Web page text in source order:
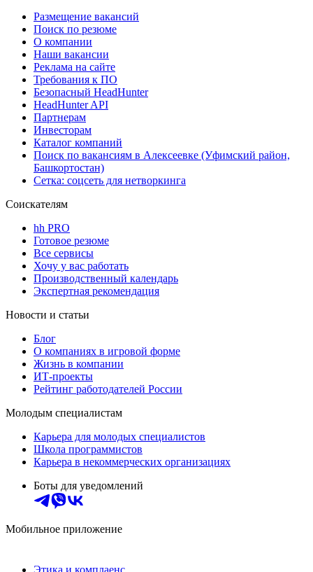
Размещение вакансий
Поиск по резюме
О компании
Наши вакансии
Реклама на сайте
Требования к ПО
Безопасный HeadHunter
HeadHunter API
Партнерам
Инвесторам
Каталог компаний
Поиск по вакансиям в Алексеевке (Уфимский район,
Башкортостан)
Сетка: соцсеть для нетворкинга
Соискателям
hh PRO
Готовое резюме
Все сервисы
Хочу у вас работать
Производственный календарь
Экспертная рекомендация
Новости и статьи
Блог
О компаниях в игровой форме
Жизнь в компании
ИТ-проекты
Рейтинг работодателей России
Молодым специалистам
Карьера для молодых специалистов
Школа программистов
Карьера в некоммерческих организациях
Боты для уведомлений
Мобильное приложение